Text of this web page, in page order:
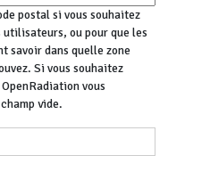
postal si vous souhaitez
ou pour que les
savoir dans quelle zone
Si vous souhaitez
vous
vide.